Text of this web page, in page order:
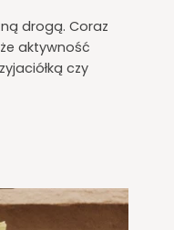
drogą. Coraz
aktywność
czy